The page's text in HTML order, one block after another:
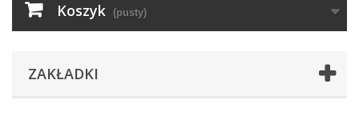
Koszyk (pusty)
ZAKŁADKI